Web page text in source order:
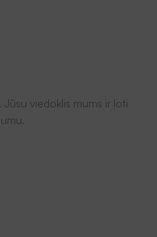
Jūsu viedoklis mums ir ļoti